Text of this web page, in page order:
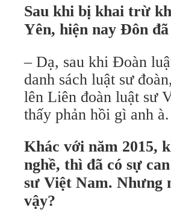
Sau khi bị khai trừ
Yên, hiện nay Đôn
– Dạ, sau khi Đoàn
danh sách luật sư
lên Liên đoàn luật sư
thấy phản hồi gì anh à.
Khác với năm 2015,
nghề, thì đã có sự
sư Việt Nam. Nhưng
vậy?